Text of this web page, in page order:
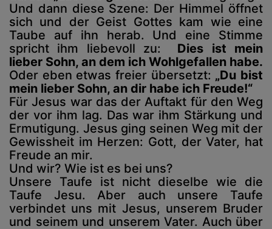
Und dann diese Szene: Der Himmel öffnet
sich und der Geist Gottes kam wie eine
Taube auf ihn herab. Und eine Stimme
spricht ihm liebevoll zu: Dies ist mein
lieber Sohn, an dem ich Wohlgefallen habe.
Oder eben etwas freier übersetzt: „Du bist
mein lieber Sohn, an dir habe ich Freude!“
Für Jesus war das der Auftakt für den Weg
der vor ihm lag. Das war ihm Stärkung und
Ermutigung. Jesus ging seinen Weg mit der
Gewissheit im Herzen: Gott, der Vater, hat
Freude an mir.
Und wir? Wie ist es bei uns?
Unsere Taufe ist nicht dieselbe wie die
Taufe Jesu. Aber auch unsere Taufe
verbindet uns mit Jesus, unserem Bruder
und seinem und unserem Vater. Auch über